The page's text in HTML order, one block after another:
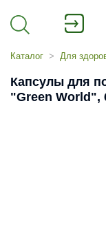
Каталог Для
Капсулы для
"Green World",